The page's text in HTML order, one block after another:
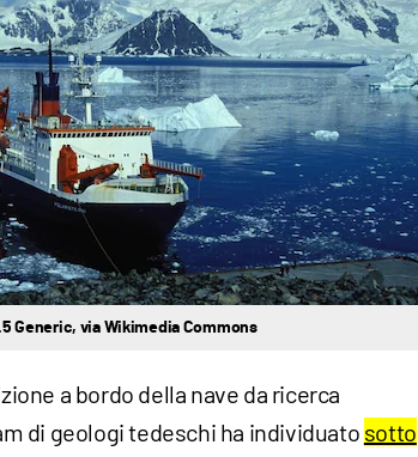
Generic, via Wikimedia Commons
a bordo della nave da ricerca
di geologi tedeschi ha individuato sotto